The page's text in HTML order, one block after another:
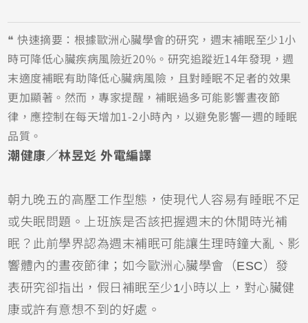
❝ 快速摘要：根據歐洲心臟學會的研究，週末補眠至少1小
時可降低心臟疾病風險近20%。研究追蹤近14年發現，週
末適度補眠有助降低心臟病風險，且對睡眠不足者的效果
更加顯著。然而，專家提醒，補眠過多可能影響晝夜節
律，應控制在每天增加1-2小時內，以避免影響一週的睡眠
品質。
潮健康／林昱彣 外電編譯
朝九晚五的高壓工作型態，使現代人容易有睡眠不足
或失眠問題。上班族是否該把握週末的休閒時光補
眠？此前學界認為週末補眠可能讓生理時鐘大亂、影
響體內的晝夜節律；如今歐洲心臟學會（ESC）發
表研究卻指出，假日補眠至少1小時以上，對心臟健
康或許有意想不到的好處。